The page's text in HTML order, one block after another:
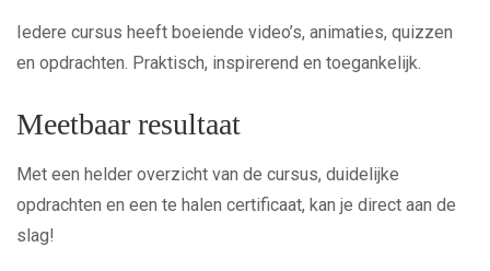
Iedere cursus heeft boeiende video’s, animaties, quizzen
en opdrachten. Praktisch, inspirerend en toegankelijk.
Meetbaar resultaat
Met een helder overzicht van de cursus, duidelijke
opdrachten en een te halen certificaat, kan je direct aan de
slag!